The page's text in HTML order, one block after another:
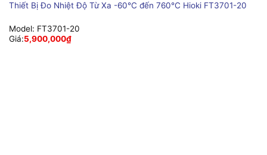
Thiết Bị Đo Nhiệt Độ Từ Xa -60°C đến 760°C Hioki FT3701-20
Model: FT3701-20
Giá:5,900,000₫